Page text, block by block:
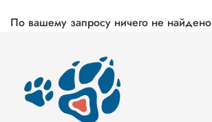
По вашему запросу ничего не найдено